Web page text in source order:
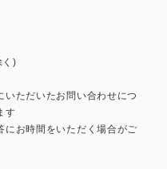
く)
ただいたお問い合わせにつ
す
にお時間をいただく場合がご